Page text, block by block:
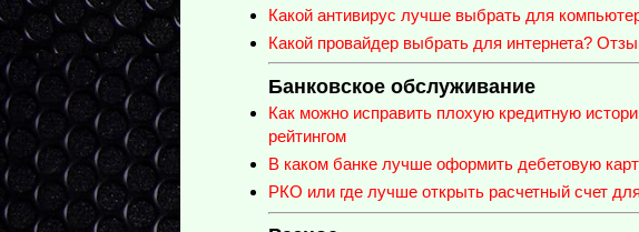
Какой антивирус лучше выбрать для
Какой провайдер выбрать для интернета?
Банковское обслуживание
Как можно исправить плохую кредитную
рейтингом
В каком банке лучше оформить дебетовую
РКО или где лучше открыть расчетный счет